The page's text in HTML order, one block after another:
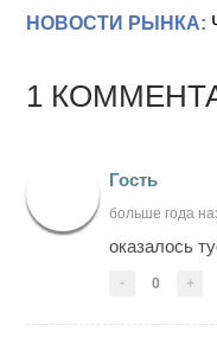
НОВОСТИ РЫНКА:
1
Гость
больше года
оказалось
- 0 +